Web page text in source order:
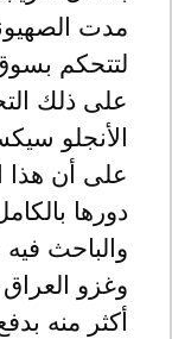
مدت
لتتحكم
على ذلك
الأنجلو
على أن هذا
دورها
أكثر منه